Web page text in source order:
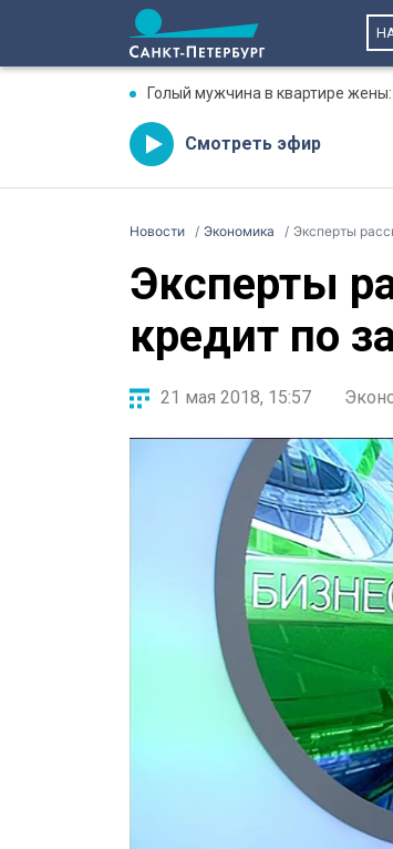
Голый мужчина в квартире
Смотреть эфир
Новости Экономика Эксперты
Эксперты
кредит по
21 мая 2018, 15:57